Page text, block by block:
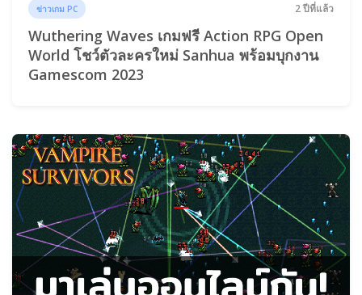
ข่าวเกม PC 2 ปีที่แล้ว
Wuthering Waves เกมฟรี Action RPG Open
World โชว์ตัวละครใหม่ Sanhua พร้อมบุกงาน
Gamescom 2023